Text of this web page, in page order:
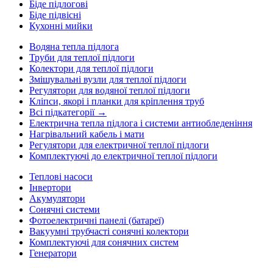
Біде підлогові
Біде підвісні
Кухонні мийки
Водяна тепла підлога
Труби для теплої підлоги
Колектори для теплої підлоги
Змішувальні вузли для теплої підлоги
Регулятори для водяної теплої підлоги
Кліпси, якорі і планки для кріплення труб
Всі підкатегорії →
Електрична тепла підлога і системи антиобледеніння
Нагрівальний кабель і мати
Регулятори для електричної теплої підлоги
Комплектуючі до електричної теплої підлоги
Теплові насоси
Інвертори
Акумулятори
Сонячні системи
Фотоелектричні панелі (батареї)
Вакуумні трубчасті сонячні колектори
Комплектуючі для сонячних систем
Генератори